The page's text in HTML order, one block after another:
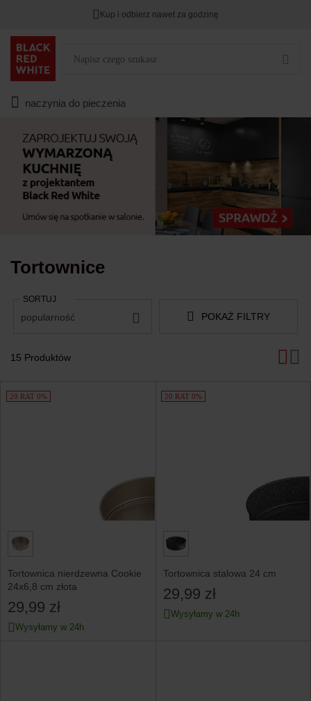
HITY DNIA przy zapisie na Newsletter.
Kup i odbierz nawet za godzinę
naczynia do pieczenia
Tortownice
15 Produktów
POKAŻ FILTRY
SORTUJ
popularność
Produkty
20 RAT 0%
Tortownica nierdzewna Cookie
24x6,8 cm złota
29,99 zł
Wysyłamy w 24h
20 RAT 0%
Tortownica stalowa 24 cm
29,99 zł
Wysyłamy w 24h